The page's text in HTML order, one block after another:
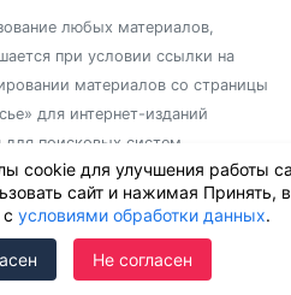
любых материалов,
при условии ссылки на
материалов со страницы
для интернет-изданий
для поисковых систем
или частичного
должна быть размещена в
материала.
cookie для улучшения работы
сайт и нажимая Принять,
условиями обработки данных.
Не согласен